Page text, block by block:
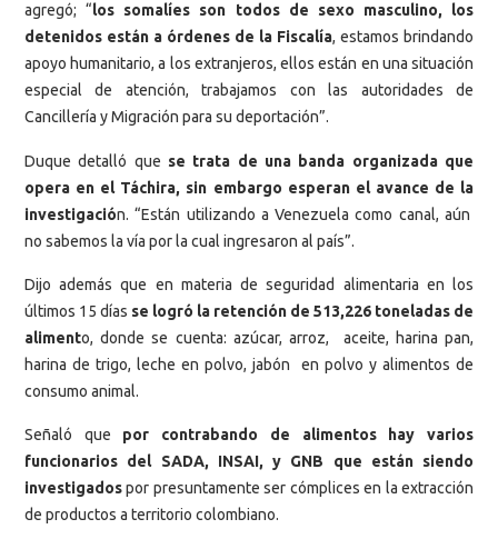
agregó; “los somalíes son todos de sexo masculino, los
detenidos están a órdenes de la Fiscalía, estamos brindando
apoyo humanitario, a los extranjeros, ellos están en una situación
especial de atención, trabajamos con las autoridades de
Cancillería y Migración para su deportación”.
Duque detalló que se trata de una banda organizada que
opera en el Táchira, sin embargo esperan el avance de la
investigación. “Están utilizando a Venezuela como canal, aún
no sabemos la vía por la cual ingresaron al país”.
Dijo además que en materia de seguridad alimentaria en los
últimos 15 días se logró la retención de 513,226 toneladas de
alimento, donde se cuenta: azúcar, arroz, aceite, harina pan,
harina de trigo, leche en polvo, jabón en polvo y alimentos de
consumo animal.
Señaló que por contrabando de alimentos hay varios
funcionarios del SADA, INSAI, y GNB que están siendo
investigadospor presuntamente ser cómplices en la extracción
de productos a territorio colombiano.